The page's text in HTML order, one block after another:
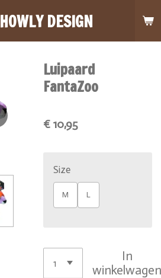
HOWLY DESIGN
Luipaard
FantaZoo
€ 10,95
Size
M L
In